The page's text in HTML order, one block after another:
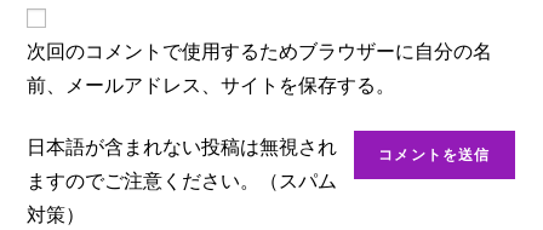
次回のコメントで使用するためブラウザーに自分の名
前、メールアドレス、サイトを保存する。
日本語が含まれない投稿は無視され
ますのでご注意ください。（スパム
対策）